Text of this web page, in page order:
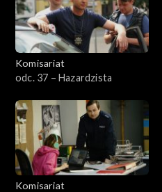
Komisariat
odc. 37 – Hazardzista
Komisariat